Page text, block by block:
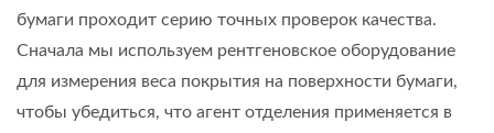
бумаги проходит серию точных проверок качества.
Сначала мы используем рентгеновское оборудование
для измерения веса покрытия на поверхности бумаги,
чтобы убедиться, что агент отделения применяется в